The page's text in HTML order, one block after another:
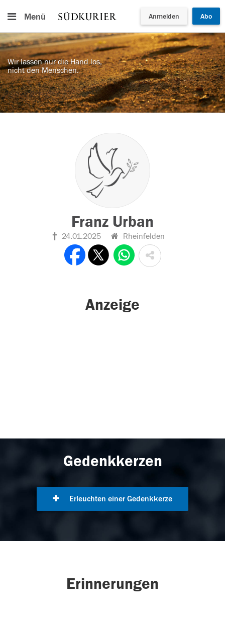
Menü Anmelden Abo
Wir lassen nur die Hand los,
nicht den Menschen.
Franz Urban
24.01.2025 Rheinfelden
Anzeige
Gedenkkerzen
Erleuchten einer Gedenkkerze
Erinnerungen